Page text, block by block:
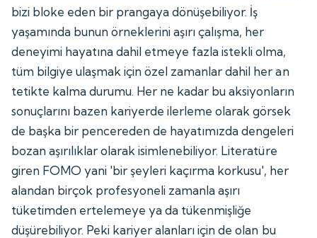
bizi bloke eden bir prangaya dönüşebiliyor. İş
yaşamında bunun örneklerini aşırı çalışma, her
deneyimi hayatına dahil etmeye fazla istekli olma,
tüm bilgiye ulaşmak için özel zamanlar dahil her an
tetikte kalma durumu. Her ne kadar bu aksiyonların
sonuçlarını bazen kariyerde ilerleme olarak görsek
de başka bir pencereden de hayatımızda dengeleri
bozan aşırılıklar olarak isimlenebiliyor. Literatüre
giren FOMO yani 'bir şeyleri kaçırma korkusu', her
alandan birçok profesyoneli zamanla aşırı
tüketimden ertelemeye ya da tükenmişliğe
düşürebiliyor. Peki kariyer alanları için de olan bu